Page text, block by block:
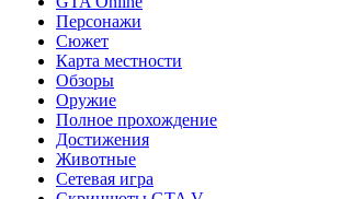
Персонажи
Сюжет
Карта местности
Обзоры
Оружие
Полное прохождение
Достижения
Животные
Сетевая игра